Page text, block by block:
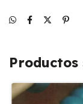
Productos